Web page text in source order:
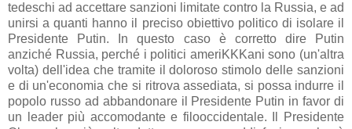
tedeschi ad accettare sanzioni limitate contro la Russia, e ad
unirsi a quanti hanno il preciso obiettivo politico di isolare il
Presidente Putin. In questo caso è corretto dire Putin
anziché Russia, perché i politici ameriKKKani sono (un'altra
volta) dell'idea che tramite il doloroso stimolo delle sanzioni
e di un'economia che si ritrova assediata, si possa indurre il
popolo russo ad abbandonare il Presidente Putin in favor di
un leader più accomodante e filooccidentale. Il Presidente